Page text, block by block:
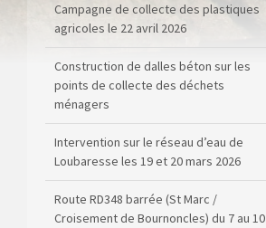
Campagne de collecte des plastiques
agricoles le 22 avril 2026
Construction de dalles béton sur les
points de collecte des déchets
ménagers
Intervention sur le réseau d’eau de
Loubaresse les 19 et 20 mars 2026
Route RD348 barrée (St Marc /
Croisement de Bournoncles) du 7 au 10